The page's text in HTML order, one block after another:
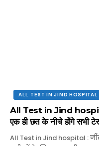
ALL TEST IN JIND HOSPITAL
All Test in Jind
एक ही छत के नीचे होंगे सभी
All Test in Jind hospital :